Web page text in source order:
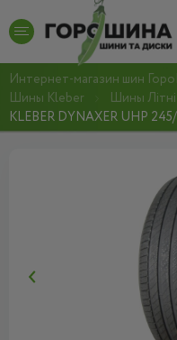
Интернет-магазин шин
Шины Kleber
Шины Літні
KLEBER DYNAXER UHP